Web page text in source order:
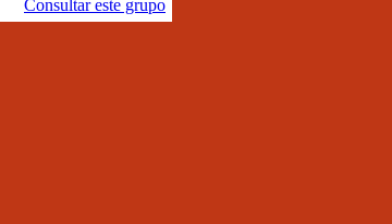
Consultar este grupo